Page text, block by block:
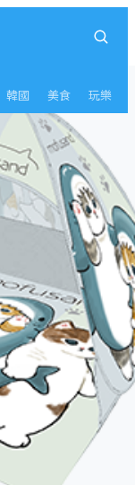
韓國 美食 玩樂